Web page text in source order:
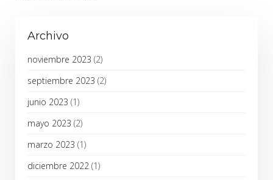
Archivo
noviembre 2023 (2)
septiembre 2023 (2)
junio 2023 (1)
mayo 2023 (2)
marzo 2023 (1)
diciembre 2022 (1)